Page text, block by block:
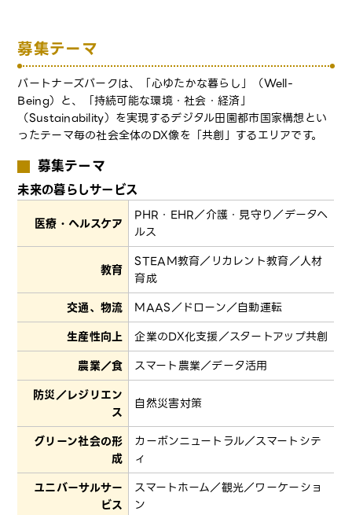
募集テーマ
パートナーズパークは、「心ゆたかな暮らし」（Well-
Being）と、「持続可能な環境・社会・経済」
（Sustainability）を実現するデジタル田園都市国家構想とい
ったテーマ毎の社会全体のDX像を「共創」するエリアです。
募集テーマ
未来の暮らしサービス
医療・ヘルスケア
PHR・EHR／介護・見守り／データヘ
ルス
教育
STEAM教育／リカレント教育／人材
育成
交通、物流
MAAS／ドローン／自動運転
生産性向上
企業のDX化支援／スタートアップ共創
農業／食
スマート農業／データ活用
防災／レジリエン
ス
自然災害対策
グリーン社会の形
成
カーボンニュートラル／スマートシテ
ィ
ユニバーサルサー
ビス
スマートホーム／観光／ワーケーショ
ン